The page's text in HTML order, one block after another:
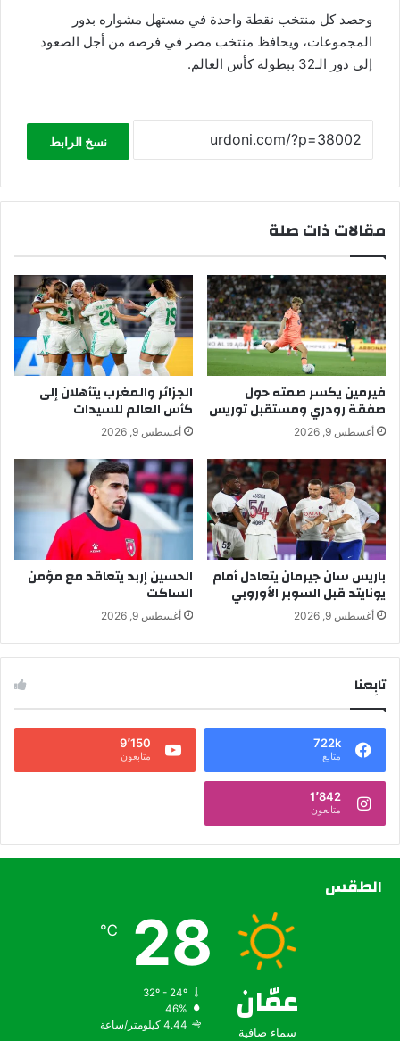
وحصد كل منتخب نقطة واحدة في مستهل مشواره بدور
المجموعات، ويحافظ منتخب مصر في فرصه من أجل الصعود
إلى دور الـ32 ببطولة كأس العالم.
نسخ الرابط
مقالات ذات صلة
فيرمين يكسر صمته حول
صفقة رودري ومستقبل توريس
أغسطس 9, 2026
الجزائر والمغرب يتأهلان إلى
كأس العالم للسيدات
أغسطس 9, 2026
باريس سان جيرمان يتعادل أمام
يونايتد قبل السوبر الأوروبي
أغسطس 9, 2026
الحسين إربد يتعاقد مع مؤمن
الساكت
أغسطس 9, 2026
تابِعنا
722k
متابع
9٬150
متابعون
1٬842
متابعون
الطقس
عمّان
سماء صافية
28
℃
32º - 24º
46%
4.44 كيلومتر/ساعة